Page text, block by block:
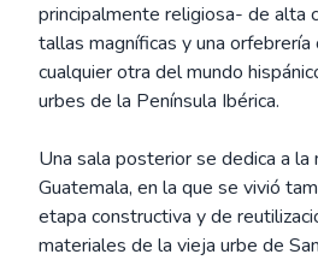
principalmente religiosa- de alta
tallas magníficas y una orfebrería
cualquier otra del mundo
urbes de la Península Ibérica.
Una sala posterior se dedica a la
Guatemala, en la que se vivió
etapa constructiva y de
materiales de la vieja urbe de